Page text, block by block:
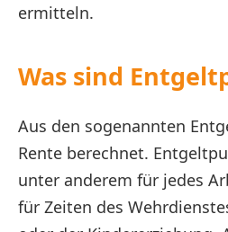
ermitteln.
Was sind
Aus den sogenannten
Rente berechnet.
unter anderem für jedes
für Zeiten des